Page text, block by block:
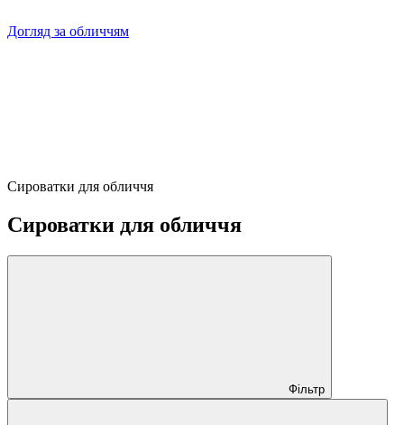
Догляд за обличчям
Сироватки для обличчя
Сироватки для обличчя
Фільтр